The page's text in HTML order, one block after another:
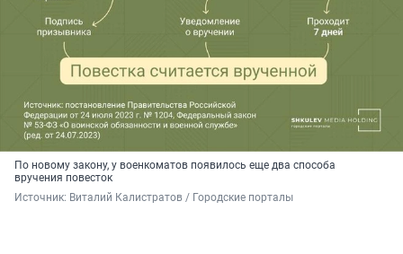
По новому закону, у военкоматов появилось еще два способа
вручения повесток
Источник: Виталий Калистратов / Городские порталы